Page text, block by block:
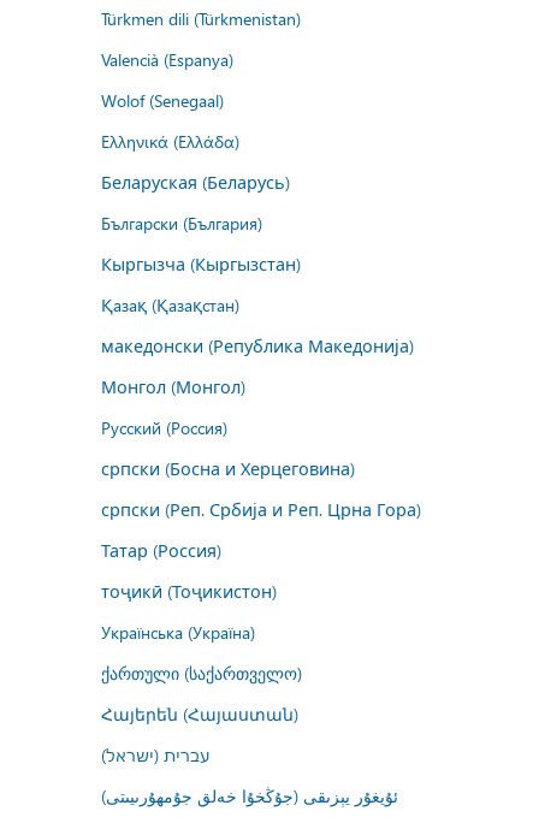
Türkmen dili (Türkmenistan)
Valencià (Espanya)
Wolof (Senegaal)
Ελληνικά (Ελλάδα)
Беларуская (Беларусь)
Български (България)
Кыргызча (Кыргызстан)
Қазақ (Қазақстан)
македонски (Република Македонија)
Монгол (Монгол)
Русский (Россия)
српски (Босна и Херцеговина)
српски (Реп. Србија и Реп. Црна Гора)
Татар (Россия)
тоҷикӣ (Тоҷикистон)
Українська (Україна)
ქართული (საქართველო)
Հայերեն (Հայաստան)
עברית (ישראל)
ئۇيغۇر يېزىقى (جۇڭخۇا خەلق جۇمھۇرىيىتى)